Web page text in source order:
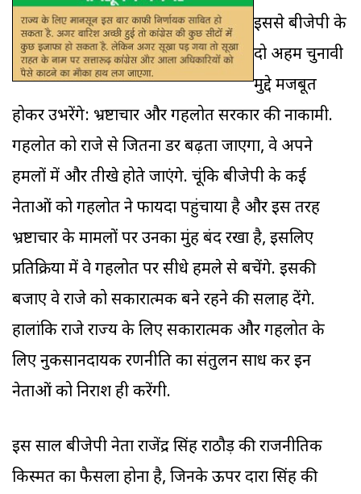
इससे बीजेपी के
दो अहम चुनावी
मुद्दे मजबूत
होकर उभरेंगे: भ्रष्टाचार और गहलोत सरकार की नाकामी.
गहलोत को राजे से जितना डर बढ़ता जाएगा, वे अपने
हमलों में और तीखे होते जाएंगे. चूंकि बीजेपी के कई
नेताओं को गहलोत ने फायदा पहुंचाया है और इस तरह
भ्रष्टाचार के मामलों पर उनका मुंह बंद रखा है, इसलिए
प्रतिक्रिया में वे गहलोत पर सीधे हमले से बचेंगे. इसकी
बजाए वे राजे को सकारात्मक बने रहने की सलाह देंगे.
हालांकि राजे राज्य के लिए सकारात्मक और गहलोत के
लिए नुकसानदायक रणनीति का संतुलन साध कर इन
नेताओं को निराश ही करेंगी.
इस साल बीजेपी नेता राजेंद्र सिंह राठौड़ की राजनीतिक
किस्मत का फैसला होना है, जिनके ऊपर दारा सिंह की